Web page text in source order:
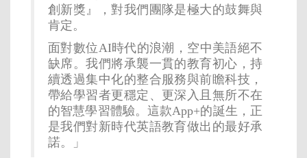
創新獎』，對我們團隊是極大的鼓舞與
肯定。
面對數位AI時代的浪潮，空中美語絕不
缺席。我們將承襲一貫的教育初心，持
續透過集中化的整合服務與前瞻科技，
帶給學習者更穩定、更深入且無所不在
的智慧學習體驗。這款App+的誕生，正
是我們對新時代英語教育做出的最好承
諾。」